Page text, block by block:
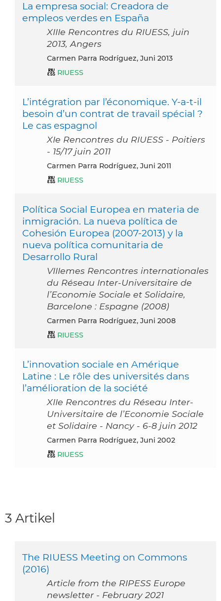
La empresa social: Creadora de
empleos verdes en España
XIIIe Rencontres du RIUESS, juin
2013, Angers
Carmen Parra Rodríguez, Juni 2013
RIUESS
L’intégration par l’économique. Y-a-t-il
besoin d’un contrat de travail spécial ?
Le cas espagnol
XIe Rencontres du RIUESS - Poitiers
- 15/17 juin 2011
Carmen Parra Rodríguez, Juni 2011
RIUESS
Política Social Europea en materia de
inmigración. La nueva política de
Cohesión Europea (2007-2013) y la
nueva política comunitaria de
Desarrollo Rural
VIIIemes Rencontres internationales
du Réseau Inter-Universitaire de
l’Economie Sociale et Solidaire,
Barcelone : Espagne (2008)
Carmen Parra Rodríguez, Juni 2008
RIUESS
L’innovation sociale en Amérique
Latine : Le rôle des universités dans
l’amélioration de la société
XIIe Rencontres du Réseau Inter-
Universitaire de l’Economie Sociale
et Solidaire - Nancy - 6-8 juin 2012
Carmen Parra Rodríguez, Juni 2002
RIUESS
3 Artikel
The RIUESS Meeting on Commons
(2016)
Article from the RIPESS Europe
newsletter - February 2021